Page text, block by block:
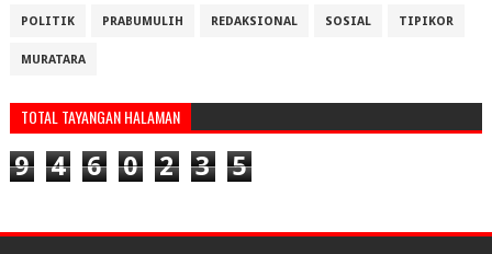
POLITIK PRABUMULIH REDAKSIONAL SOSIAL TIPIKOR
MURATARA
TOTAL TAYANGAN HALAMAN
9 4 6 0 2 3 5